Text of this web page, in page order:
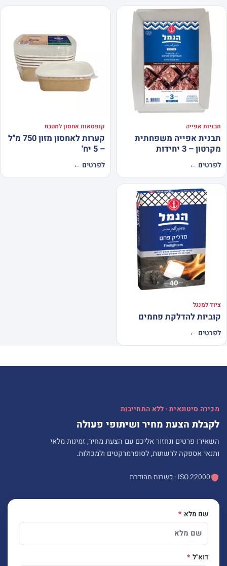
תבניות אפייה
תבנית אפייה משפחתית
מקרטון – 3 יחידות
לפרטים ←
קופסאות אחסון למטבח
קערות לאחסון מזון 750 מ"ל
– 5 יח'
לפרטים ←
ציוד למנגל
קוביות להדלקת פחמים
לפרטים ←
מכירה סיטונאית · ללא התחייבות
לקבלת הצעת מחיר ושיתופי פעולה
השאירו פרטים ונחזור אליכם עם הצעת מחיר, זמינות מלאי
ותנאי אספקה לרשתות, לסופרמרקטים ולמכולות.
ISO 22000 · כשרות מהודרת
שם מלא
דוא"ל